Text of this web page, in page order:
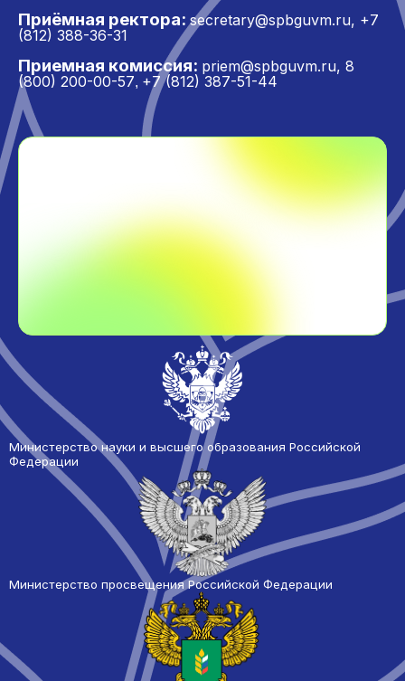
Приёмная ректора: secretary@spbguvm.ru, +7
(812) 388-36-31
Приемная комиссия: priem@spbguvm.ru, 8
(800) 200-00-57, +7 (812) 387-51-44
Министерство науки и высшего образования Российской
Федерации
Министерство просвещения Российской Федерации